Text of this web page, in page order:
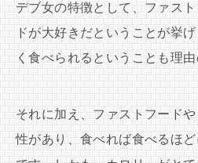
デブ女の特徴として、ファス
ドが大好きだということが挙
く食べられるということも理由
それに加え、ファストフード
性があり、食べれば食べるほ